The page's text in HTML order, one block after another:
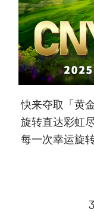
快来夺取「黄
旋转直达彩虹
每一次幸运旋